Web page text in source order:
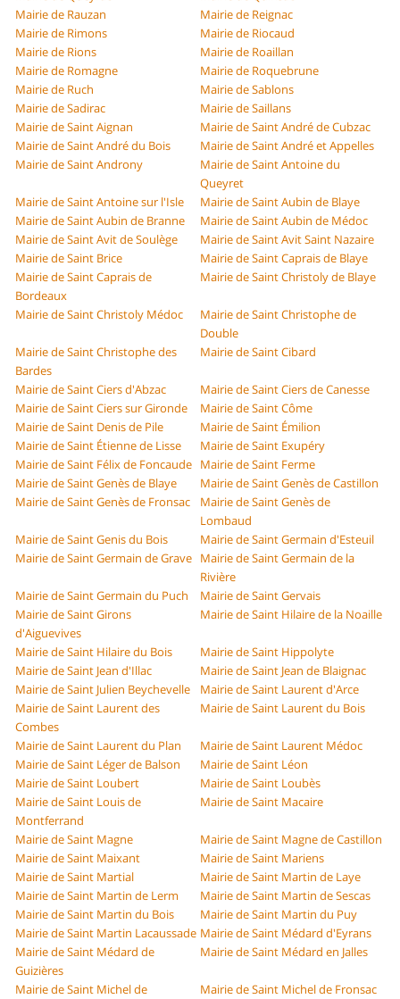
Mairie de Rauzan
Mairie de Reignac
Mairie de Rimons
Mairie de Riocaud
Mairie de Rions
Mairie de Roaillan
Mairie de Romagne
Mairie de Roquebrune
Mairie de Ruch
Mairie de Sablons
Mairie de Sadirac
Mairie de Saillans
Mairie de Saint Aignan
Mairie de Saint André de Cubzac
Mairie de Saint André du Bois
Mairie de Saint André et Appelles
Mairie de Saint Androny
Mairie de Saint Antoine du
Queyret
Mairie de Saint Antoine sur l'Isle
Mairie de Saint Aubin de Blaye
Mairie de Saint Aubin de Branne
Mairie de Saint Aubin de Médoc
Mairie de Saint Avit de Soulège
Mairie de Saint Avit Saint Nazaire
Mairie de Saint Brice
Mairie de Saint Caprais de Blaye
Mairie de Saint Caprais de
Bordeaux
Mairie de Saint Christoly de Blaye
Mairie de Saint Christoly Médoc
Mairie de Saint Christophe de
Double
Mairie de Saint Christophe des
Bardes
Mairie de Saint Cibard
Mairie de Saint Ciers d'Abzac
Mairie de Saint Ciers de Canesse
Mairie de Saint Ciers sur Gironde
Mairie de Saint Côme
Mairie de Saint Denis de Pile
Mairie de Saint Émilion
Mairie de Saint Étienne de Lisse
Mairie de Saint Exupéry
Mairie de Saint Félix de Foncaude Mairie de Saint Ferme
Mairie de Saint Genès de Blaye
Mairie de Saint Genès de Castillon
Mairie de Saint Genès de Fronsac
Mairie de Saint Genès de
Lombaud
Mairie de Saint Genis du Bois
Mairie de Saint Germain d'Esteuil
Mairie de Saint Germain de Grave Mairie de Saint Germain de la
Rivière
Mairie de Saint Germain du Puch
Mairie de Saint Gervais
Mairie de Saint Girons
d'Aiguevives
Mairie de Saint Hilaire de la Noaille
Mairie de Saint Hilaire du Bois
Mairie de Saint Hippolyte
Mairie de Saint Jean d'Illac
Mairie de Saint Jean de Blaignac
Mairie de Saint Julien Beychevelle
Mairie de Saint Laurent d'Arce
Mairie de Saint Laurent des
Combes
Mairie de Saint Laurent du Bois
Mairie de Saint Laurent du Plan
Mairie de Saint Laurent Médoc
Mairie de Saint Léger de Balson
Mairie de Saint Léon
Mairie de Saint Loubert
Mairie de Saint Loubès
Mairie de Saint Louis de
Montferrand
Mairie de Saint Macaire
Mairie de Saint Magne
Mairie de Saint Magne de Castillon
Mairie de Saint Maixant
Mairie de Saint Mariens
Mairie de Saint Martial
Mairie de Saint Martin de Laye
Mairie de Saint Martin de Lerm
Mairie de Saint Martin de Sescas
Mairie de Saint Martin du Bois
Mairie de Saint Martin du Puy
Mairie de Saint Martin Lacaussade Mairie de Saint Médard d'Eyrans
Mairie de Saint Médard de
Guizières
Mairie de Saint Médard en Jalles
Mairie de Saint Michel de
Mairie de Saint Michel de Fronsac